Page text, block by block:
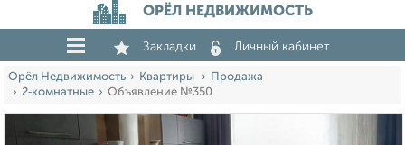
ОРЁЛ НЕДВИЖИМОСТЬ
Закладки Личный кабинет
Орёл Недвижимость Квартиры
Продажа
2‑комнатные
Объявление №350